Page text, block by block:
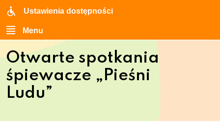
Ustawienia dostępności
Menu
Otwarte spotkania
śpiewacze „Pieśni
Ludu”